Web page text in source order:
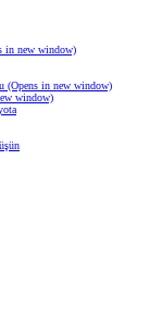
in new window)
(Opens in new window)
window)